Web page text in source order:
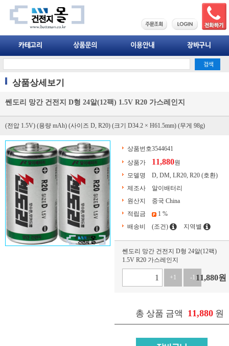
상품상세보기
쎈도리 망간 건전지 D형 24알(12팩) 1.5V R20 가스레인지
(전압 1.5V) (용량 mAh) (사이즈 D, R20) (크기 D34.2 × H61.5mm) (무게 98g)
상품번호3544641
상품가
11,880원
모델명
D, DM, LR20, R20 (호환)
제조사
알이배터리
원산지
중국 China
적립금
1 %
배송비
(조건) 지역별
쎈도리 망간 건전지 D형 24알(12팩)
1.5V R20 가스레인지
+1 -1 11,880원
총 상품 금액 11,880 원